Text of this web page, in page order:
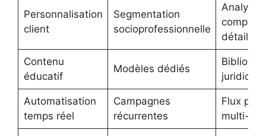
Personnalisation
client
Segmentation
socioprofessionnelle
Analyse
détaillée
Contenu
éducatif
Modèles dédiés
juridique
Automatisation
temps réel
Campagnes
récurrentes
Flux
multi-